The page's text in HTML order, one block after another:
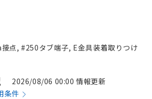
点, #250タブ端子, E金具装着取りつけ
2026/08/06 00:00 情報更新
条件